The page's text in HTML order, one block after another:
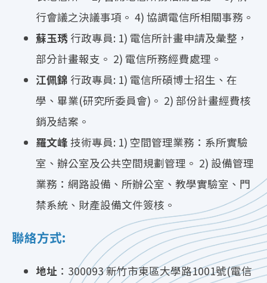
行會議之決議事項。 4) 協調電信所相關事務。
蘇玉琇 行政專員: 1) 電信所計畫申請及彙整，
部分計畫報支。 2) 電信所務經費處理。
江佩錦 行政專員: 1) 電信所碩博士招生、在
學、畢業(研究所委員會)。 2) 部份計畫經費核
銷及結案。
羅文峰 技術專員: 1) 空間管理業務：系所實驗
室、辦公室及公共空間規劃管理。 2) 設備管理
業務：網路設備、所辦公室、教學實驗室、門
禁系統、財產設備文件簽核。
聯絡方式:
地址 ：300093 新竹市東區大學路1001號(電信